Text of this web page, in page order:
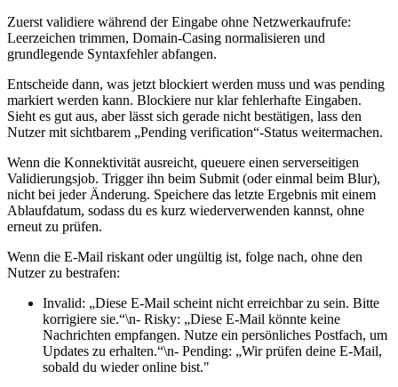
Zuerst validiere während der Eingabe ohne Netzwerkaufrufe:
Leerzeichen trimmen, Domain‑Casing normalisieren und
grundlegende Syntaxfehler abfangen.
Entscheide dann, was jetzt blockiert werden muss und was pending
markiert werden kann. Blockiere nur klar fehlerhafte Eingaben.
Sieht es gut aus, aber lässt sich gerade nicht bestätigen, lass den
Nutzer mit sichtbarem „Pending verification“‑Status weitermachen.
Wenn die Konnektivität ausreicht, queuere einen serverseitigen
Validierungsjob. Trigger ihn beim Submit (oder einmal beim Blur),
nicht bei jeder Änderung. Speichere das letzte Ergebnis mit einem
Ablaufdatum, sodass du es kurz wiederverwenden kannst, ohne
erneut zu prüfen.
Wenn die E‑Mail riskant oder ungültig ist, folge nach, ohne den
Nutzer zu bestrafen:
Invalid: „Diese E‑Mail scheint nicht erreichbar zu sein. Bitte
korrigiere sie.“\n- Risky: „Diese E‑Mail könnte keine
Nachrichten empfangen. Nutze ein persönliches Postfach, um
Updates zu erhalten.“\n- Pending: „Wir prüfen deine E‑Mail,
sobald du wieder online bist."